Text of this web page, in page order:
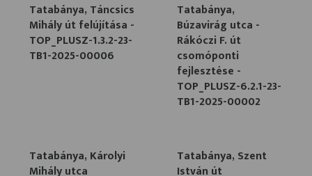
Tatabánya, Táncsics
Mihály út felújítása -
TOP_PLUSZ-1.3.2-23-
TB1-2025-00006
Tatabánya,
Búzavirág utca -
Rákóczi F. út
csomóponti
fejlesztése -
TOP_PLUSZ-6.2.1-23-
TB1-2025-00002
Tatabánya, Károlyi
Mihály utca
Tatabánya, Szent
István út